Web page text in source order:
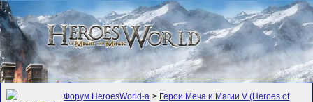
Форум HeroesWorld-а > Герои Меча и Магии V (Heroes of